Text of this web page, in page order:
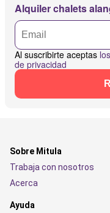
Alquiler chalets
Al suscribirte aceptas
de privacidad
Sobre Mitula
Trabaja con nosotros
Acerca
Ayuda